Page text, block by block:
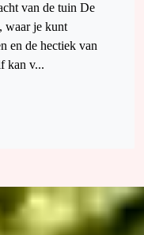
van de tuin De
waar je kunt
en de hectiek van
kan v...